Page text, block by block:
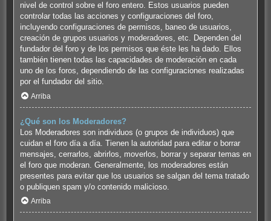
nivel de control sobre el foro entero. Estos usuarios pueden
controlar todas las acciones y configuraciones del foro,
incluyendo configuraciones de permisos, baneo de usuarios,
creación de grupos usuarios y moderadores, etc. Dependen del
fundador del foro y de los permisos que éste les ha dado. Ellos
también tienen todas las capacidades de moderación en cada
uno de los foros, dependiendo de las configuraciones realizadas
por el fundador del sitio.
Arriba
¿Qué son los Moderadores?
Los Moderadores son individuos (o grupos de individuos) que
cuidan el foro día a día. Tienen la autoridad para editar o borrar
mensajes, cerrarlos, abrirlos, moverlos, borrar y separar temas en
el foro que moderan. Generalmente, los moderadores están
presentes para evitar que los usuarios se salgan del tema tratado
o publiquen spam y/o contenido malicioso.
Arriba